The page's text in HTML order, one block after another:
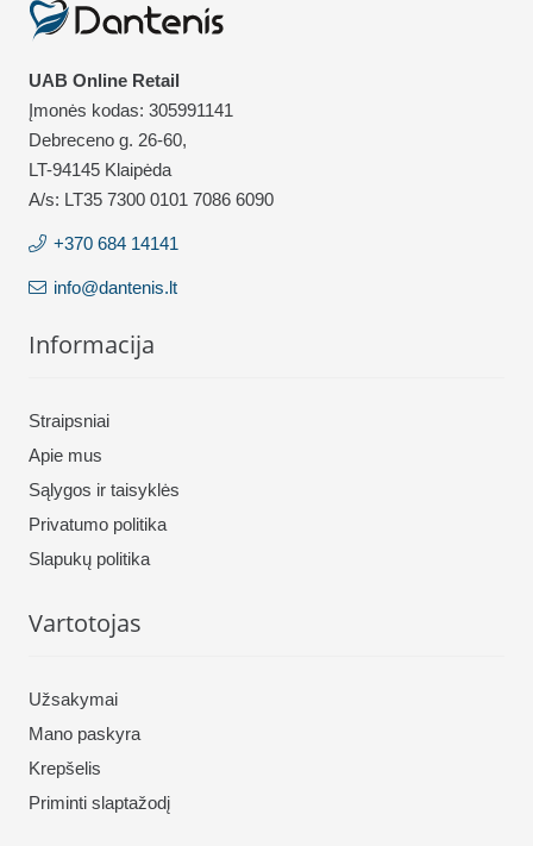
UAB Online Retail
Įmonės kodas: 305991141
Debreceno g. 26-60,
LT-94145 Klaipėda
A/s: LT35 7300 0101 7086 6090
+370 684 14141
info@dantenis.lt
Informacija
Straipsniai
Apie mus
Sąlygos ir taisyklės
Privatumo politika
Slapukų politika
Vartotojas
Užsakymai
Mano paskyra
Krepšelis
Priminti slaptažodį